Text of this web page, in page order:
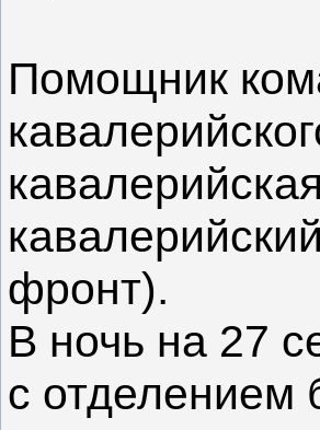
Помощник
фронт).
В ночь на 27
с отделением